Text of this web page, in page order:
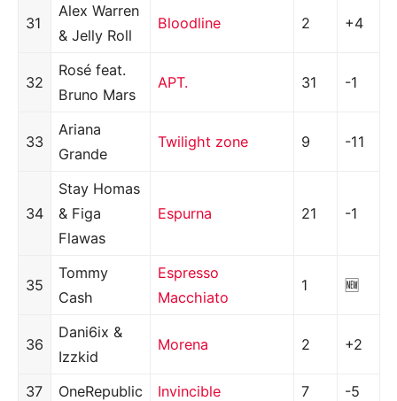
31
Alex Warren
& Jelly Roll
Bloodline 2 +4
32
Rosé feat.
Bruno Mars
APT. 31 -1
33
Ariana
Grande
Twilight zone 9 -11
34
Stay Homas
& Figa
Flawas
Espurna 21 -1
35
Tommy
Cash
Espresso
Macchiato
1 🆕
36
Dani6ix &
Izzkid
Morena 2 +2
37 OneRepublic Invincible 7 -5